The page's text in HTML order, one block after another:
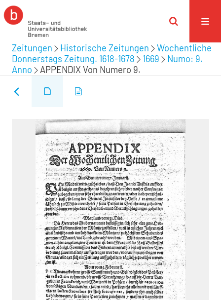
Zeitungen Historische Zeitungen
Wochentliche
Donnerstags Zeitung. 1618-1678
1669
Numo: 9.
Anno
APPENDIX Von Numero 9.